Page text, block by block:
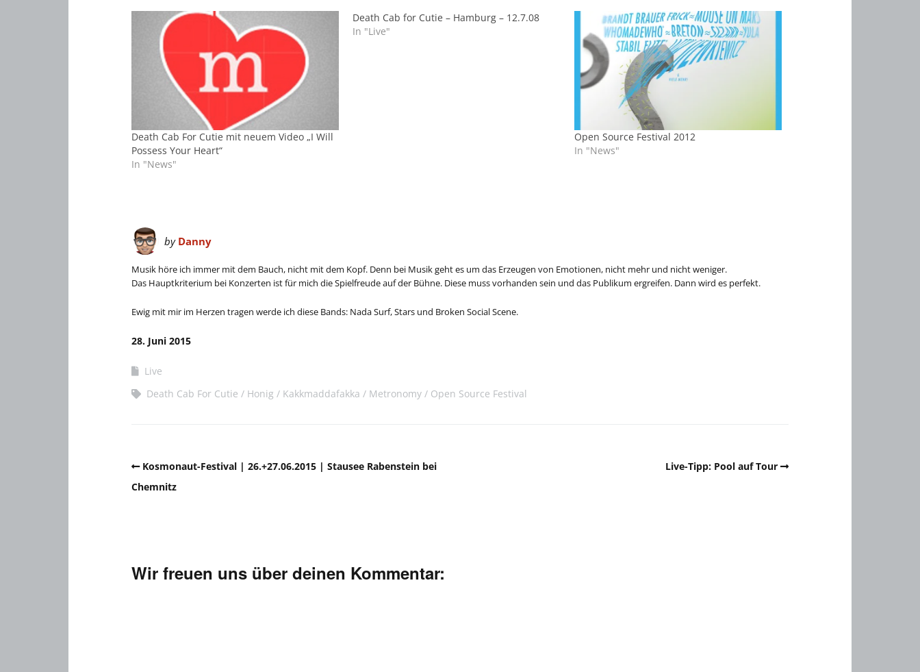
Death Cab For Cutie mit neuem Video „I Will
Possess Your Heart“
In "News"
Death Cab for Cutie – Hamburg – 12.7.08
In "Live"
Open Source Festival 2012
In "News"
by Danny
Musik höre ich immer mit dem Bauch, nicht mit dem Kopf. Denn bei Musik geht es um das Erzeugen von Emotionen, nicht mehr und nicht weniger.
Das Hauptkriterium bei Konzerten ist für mich die Spielfreude auf der Bühne. Diese muss vorhanden sein und das Publikum ergreifen. Dann wird es perfekt.
Ewig mit mir im Herzen tragen werde ich diese Bands: Nada Surf, Stars und Broken Social Scene.
28. Juni 2015
Live
Death Cab For Cutie
Honig Kakkmaddafakka Metronomy Open Source Festival
Kosmonaut-Festival | 26.+27.06.2015 | Stausee Rabenstein bei
Chemnitz
Live-Tipp: Pool auf Tour
Wir freuen uns über deinen Kommentar: